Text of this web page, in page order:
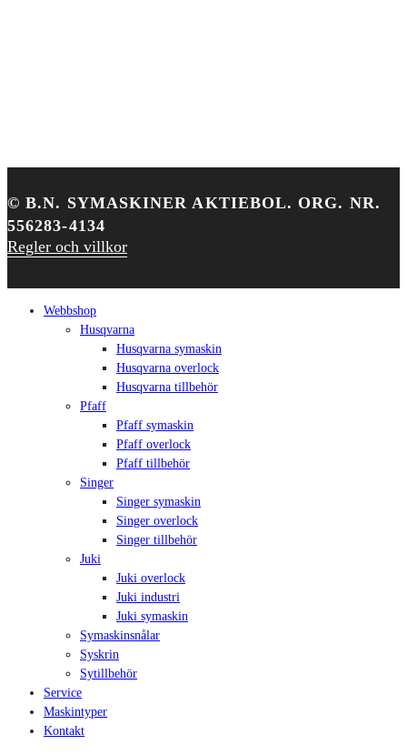
© B.N. SYMASKINER AKTIEBOL. ORG. NR.
556283-4134
Regler och villkor
Close
Webbshop
Husqvarna
Husqvarna symaskin
Husqvarna overlock
Husqvarna tillbehör
Pfaff
Pfaff symaskin
Pfaff overlock
Pfaff tillbehör
Singer
Singer symaskin
Singer overlock
Singer tillbehör
Juki
Juki overlock
Juki industri
Juki symaskin
Symaskinsnålar
Syskrin
Sytillbehör
Service
Maskintyper
Kontakt